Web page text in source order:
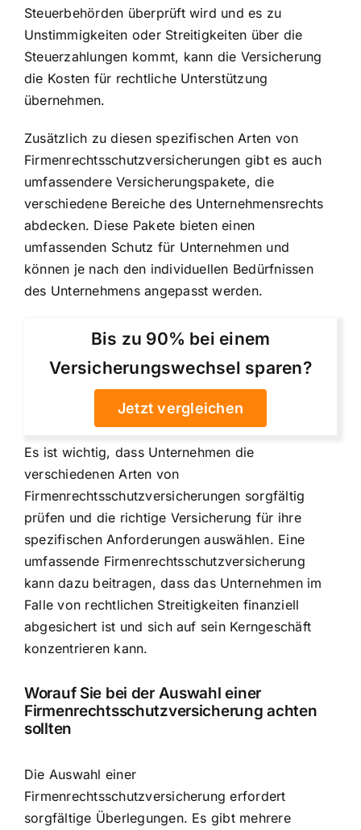
Steuerbehörden überprüft wird und es zu
Unstimmigkeiten oder Streitigkeiten über die
Steuerzahlungen kommt, kann die Versicherung
die Kosten für rechtliche Unterstützung
übernehmen.
Zusätzlich zu diesen spezifischen Arten von
Firmenrechtsschutzversicherungen gibt es auch
umfassendere Versicherungspakete, die
verschiedene Bereiche des Unternehmensrechts
abdecken. Diese Pakete bieten einen
umfassenden Schutz für Unternehmen und
können je nach den individuellen Bedürfnissen
des Unternehmens angepasst werden.
Bis zu 90% bei einem
Versicherungswechsel sparen?
Jetzt vergleichen
Es ist wichtig, dass Unternehmen die
verschiedenen Arten von
Firmenrechtsschutzversicherungen sorgfältig
prüfen und die richtige Versicherung für ihre
spezifischen Anforderungen auswählen. Eine
umfassende Firmenrechtsschutzversicherung
kann dazu beitragen, dass das Unternehmen im
Falle von rechtlichen Streitigkeiten finanziell
abgesichert ist und sich auf sein Kerngeschäft
konzentrieren kann.
Worauf Sie bei der Auswahl einer
Firmenrechtsschutzversicherung achten
sollten
Die Auswahl einer
Firmenrechtsschutzversicherung erfordert
sorgfältige Überlegungen. Es gibt mehrere